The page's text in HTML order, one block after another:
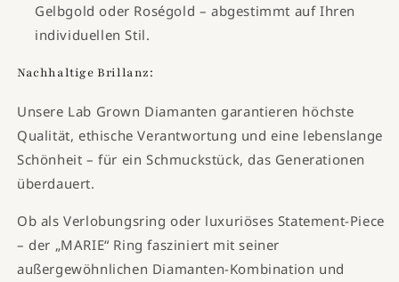
Gelbgold oder Roségold – abgestimmt auf Ihren
individuellen Stil.
Nachhaltige Brillanz:
Unsere Lab Grown Diamanten garantieren höchste
Qualität, ethische Verantwortung und eine lebenslange
Schönheit – für ein Schmuckstück, das Generationen
überdauert.
Ob als Verlobungsring oder luxuriöses Statement-Piece
– der „MARIE“ Ring fasziniert mit seiner
außergewöhnlichen Diamanten-Kombination und